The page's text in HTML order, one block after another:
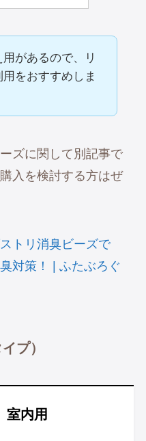
があるので、リ
をおすすめしま
ズに関して別記事で
入を検討する方はぜ
トリ消臭ビーズで
対策！ | ふたぶろぐ
プ）
内用